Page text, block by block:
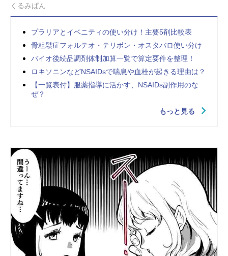
くるみぱん
プラリアとイベニティの使い分け！主要5剤比較表
骨粗鬆症フォルテオ・テリボン・オスタバロ使い分け
バイオ後続品調剤体制加算一覧で算定要件を整理！
ロキソニンなどNSAIDsで喘息や血栓が起きる理由は？
【一覧表付】服薬指導に活かす、NSAIDs副作用のな
ぜ？
もっと見る